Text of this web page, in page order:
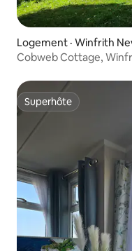
Logement · Winfrith
Cobweb Cottage,
Superhôte
Superhôte